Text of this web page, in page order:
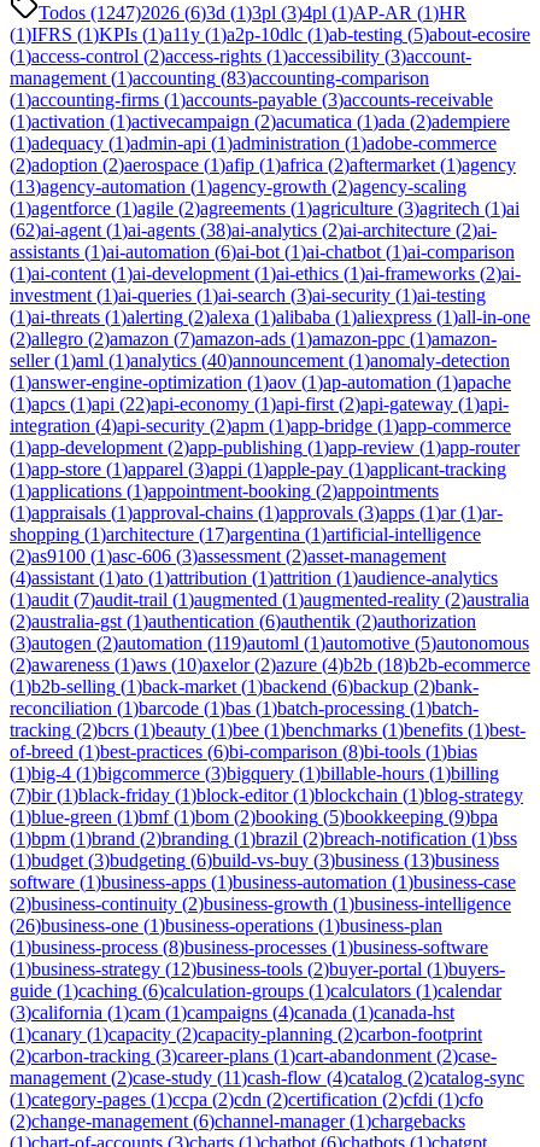
Todos (1247)2026 (6)3d (1)3pl (3)4pl (1)AP-AR (1)HR
(1)IFRS (1)KPIs (1)a11y (1)a2p-10dlc (1)ab-testing (5)about-ecosire
(1)access-control (2)access-rights (1)accessibility (3)account-
management (1)accounting (83)accounting-comparison
(1)accounting-firms (1)accounts-payable (3)accounts-receivable
(1)activation (1)activecampaign (2)acumatica (1)ada (2)adempiere
(1)adequacy (1)admin-api (1)administration (1)adobe-commerce
(2)adoption (2)aerospace (1)afip (1)africa (2)aftermarket (1)agency
(13)agency-automation (1)agency-growth (2)agency-scaling
(1)agentforce (1)agile (2)agreements (1)agriculture (3)agritech (1)ai
(62)ai-agent (1)ai-agents (38)ai-analytics (2)ai-architecture (2)ai-
assistants (1)ai-automation (6)ai-bot (1)ai-chatbot (1)ai-comparison
(1)ai-content (1)ai-development (1)ai-ethics (1)ai-frameworks (2)ai-
investment (1)ai-queries (1)ai-search (3)ai-security (1)ai-testing
(1)ai-threats (1)alerting (2)alexa (1)alibaba (1)aliexpress (1)all-in-one
(2)allegro (2)amazon (7)amazon-ads (1)amazon-ppc (1)amazon-
seller(1)aml (1)analytics (40)announcement (1)anomaly-detection
(1)answer-engine-optimization (1)aov (1)ap-automation (1)apache
(1)apcs (1)api (22)api-economy (1)api-first (2)api-gateway (1)api-
integration (4)api-security (2)apm (1)app-bridge (1)app-commerce
(1)app-development (2)app-publishing (1)app-review (1)app-router
(1)app-store (1)apparel (3)appi (1)apple-pay (1)applicant-tracking
(1)applications (1)appointment-booking (2)appointments
(1)appraisals (1)approval-chains (1)approvals (3)apps (1)ar(1)ar-
shopping (1)architecture (17)argentina (1)artificial-intelligence
(2)as9100 (1)asc-606 (3)assessment (2)asset-management
(4)assistant (1)ato (1)attribution (1)attrition (1)audience-analytics
(1)audit (7)audit-trail (1)augmented (1)augmented-reality (2)australia
(2)australia-gst (1)authentication (6)authentik (2)authorization
(3)autogen (2)automation (119)automl (1)automotive (5)autonomous
(2)awareness (1)aws (10)axelor(2)azure (4)b2b (18)b2b-ecommerce
(1)b2b-selling (1)back-market (1)backend (6)backup (2)bank-
reconciliation (1)barcode (1)bas (1)batch-processing (1)batch-
tracking (2)bcrs (1)beauty (1)bee (1)benchmarks (1)benefits (1)best-
of-breed (1)best-practices (6)bi-comparison (8)bi-tools (1)bias
(1)big-4 (1)bigcommerce (3)bigquery (1)billable-hours (1)billing
(7)bir(1)black-friday (1)block-editor(1)blockchain (1)blog-strategy
(1)blue-green (1)bmf(1)bom (2)booking (5)bookkeeping (9)bpa
(1)bpm (1)brand (2)branding (1)brazil (2)breach-notification (1)bss
(1)budget (3)budgeting (6)build-vs-buy (3)business (13)business
software (1)business-apps (1)business-automation (1)business-case
(2)business-continuity (2)business-growth (1)business-intelligence
(26)business-one (1)business-operations (1)business-plan
(1)business-process (8)business-processes (1)business-software
(1)business-strategy (12)business-tools (2)buyer-portal (1)buyers-
guide (1)caching (6)calculation-groups (1)calculators (1)calendar
(3)california (1)cam (1)campaigns (4)canada (1)canada-hst
(1)canary (1)capacity (2)capacity-planning (2)carbon-footprint
(2)carbon-tracking (3)career-plans (1)cart-abandonment (2)case-
management (2)case-study (11)cash-flow (4)catalog (2)catalog-sync
(1)category-pages (1)ccpa (2)cdn (2)certification (2)cfdi (1)cfo
(2)change-management (6)channel-manager(1)chargebacks
(1)chart-of-accounts (3)charts (1)chatbot (6)chatbots (1)chatgpt